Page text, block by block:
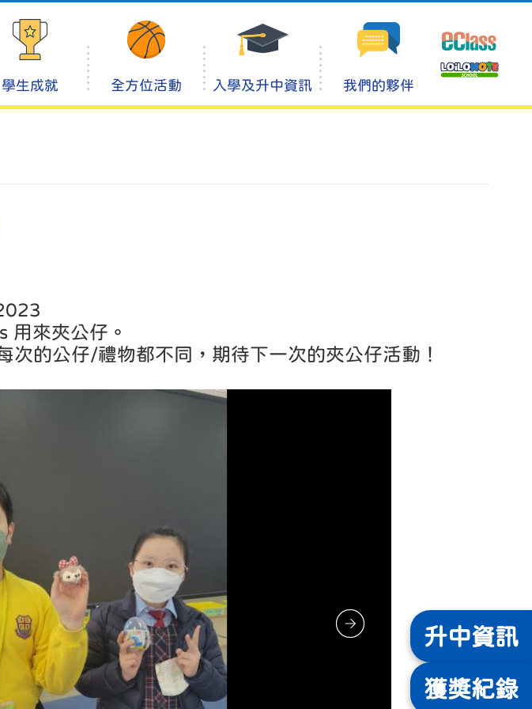
學生成就 全方位活動 入學及升中資訊 我們的夥伴
用來夾公仔。
的公仔/禮物都不同，期待下一次的夾公仔活動！
升中資訊
獲獎紀錄